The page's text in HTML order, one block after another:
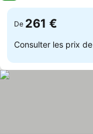
De 261 €
Consulter les prix de